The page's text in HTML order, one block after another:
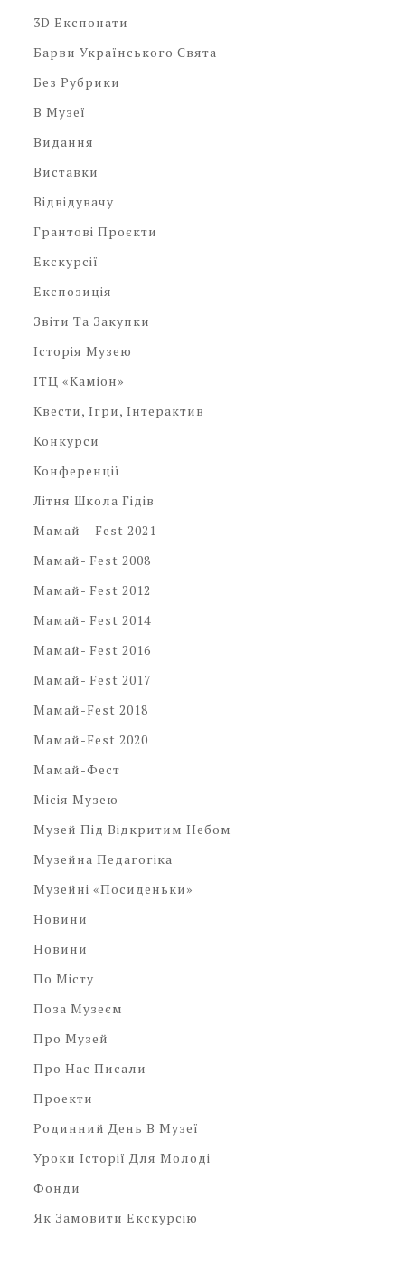
3D Експонати
Барви Українського Свята
Без Рубрики
В Музеї
Видання
Виставки
Відвідувачу
Грантові Проєкти
Екскурсії
Експозиція
Звіти Та Закупки
Історія Музею
ІТЦ «Каміон»
Квести, Ігри, Інтерактив
Конкурси
Конференції
Літня Школа Гідів
Мамай – Fest 2021
Мамай- Fest 2008
Мамай- Fest 2012
Мамай- Fest 2014
Мамай- Fest 2016
Мамай- Fest 2017
Мамай-Fest 2018
Мамай-Fest 2020
Мамай-Фест
Місія Музею
Музей Під Відкритим Небом
Музейна Педагогіка
Музейні «посиденьки»
Новини
Новини
По Місту
Поза Музеєм
Про Музей
Про Нас Писали
Проекти
Родинний День В Музеї
Уроки Історії Для Молоді
Фонди
Як Замовити Екскурсію